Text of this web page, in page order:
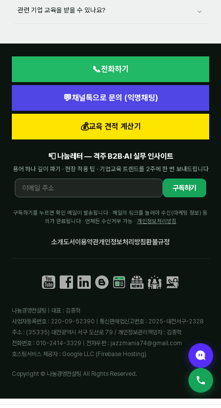
관련 기업 교육을 받을 수 있나요? ⌄
📞전화하기
💬채널톡으로 문의 (익명채팅)
💰교육 견적 계산기
📮 나눔레터 — 격주 B2B·AI 실무 인사이트
용어 하나 깊이 파기 · 현장 적용 팁 · 기업교육 트렌드를 2주에 한 번 보내드립니다
구독하기
구독하기를 누르면 확인 메일이 발송됩니다 · 메일의 링크를 눌러야 수신(마케팅 정보) 동
의가 완료됩니다 · 언제든 수신거부 가능 · 개인정보처리방침
소개도서이용약관개인정보처리방침환불규정
나눔경영컨설팅 | 대표 : 김종혁
사업자등록번호 : 220-09-52390 | 통신판매업신고번호 : 2025-대전서구-2328
주소 : (35335) 대전광역시 서구 도산로 79 / 개인정보관리책임자 : 김종혁
전화번호 : 010-2414-3329 | 전자우편 : jazzmania74@gmail.com
호스팅서비스 제공자 : Google LLC (Firebase Hosting)
Copyright © 나눔경영컨설팅 All Rights Reserved.